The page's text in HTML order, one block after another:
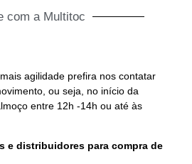
com a Multitoc
agilidade prefira nos contatar
ou seja, no início da
entre 12h -14h ou até às
e distribuidores para compra de